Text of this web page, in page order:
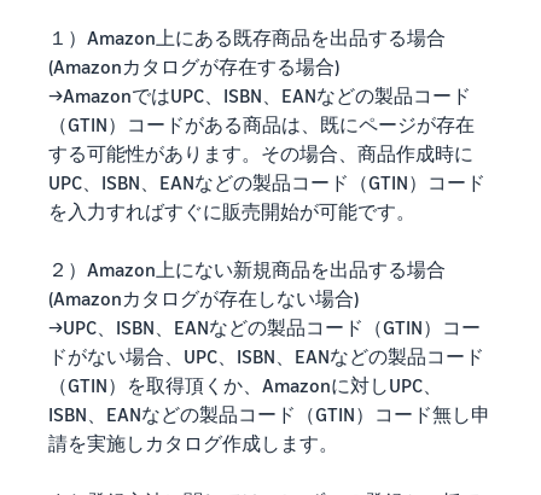
１）Amazon上にある既存商品を出品する場合
(Amazonカタログが存在する場合)
→AmazonではUPC、ISBN、EANなどの製品コード
（GTIN）コードがある商品は、既にページが存在
する可能性があります。その場合、商品作成時に
UPC、ISBN、EANなどの製品コード（GTIN）コード
を入力すればすぐに販売開始が可能です。
２）Amazon上にない新規商品を出品する場合
(Amazonカタログが存在しない場合)
→UPC、ISBN、EANなどの製品コード（GTIN）コー
ドがない場合、UPC、ISBN、EANなどの製品コード
（GTIN）を取得頂くか、Amazonに対しUPC、
ISBN、EANなどの製品コード（GTIN）コード無し申
請を実施しカタログ作成します。